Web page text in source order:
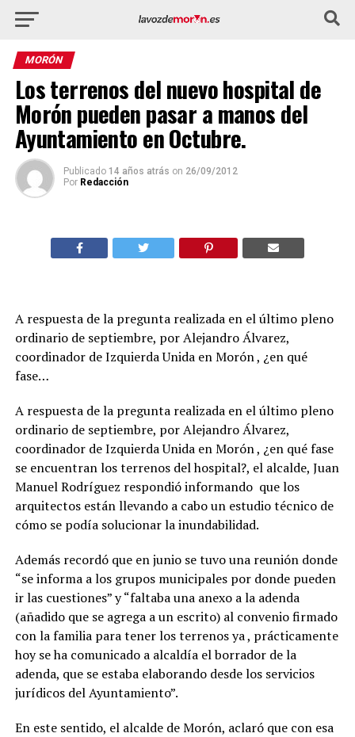
MORÓN
Los terrenos del nuevo hospital de
Morón pueden pasar a manos del
Ayuntamiento en Octubre.
Publicado 14 años atrás on 26/09/2012
Por Redacción
A respuesta de la pregunta realizada en el último pleno
ordinario de septiembre, por Alejandro Álvarez,
coordinador de Izquierda Unida en Morón , ¿en qué
fase…
A respuesta de la pregunta realizada en el último pleno
ordinario de septiembre, por Alejandro Álvarez,
coordinador de Izquierda Unida en Morón , ¿en qué fase
se encuentran los terrenos del hospital?, el alcalde, Juan
Manuel Rodríguez respondió informando que los
arquitectos están llevando a cabo un estudio técnico de
cómo se podía solucionar la inundabilidad.
Además recordó que en junio se tuvo una reunión donde
“se informa a los grupos municipales por donde pueden
ir las cuestiones” y “faltaba una anexo a la adenda
(añadido que se agrega a un escrito) al convenio firmado
con la familia para tener los terrenos ya , prácticamente
hoy se ha comunicado a alcaldía el borrador de la
adenda, que se estaba elaborando desde los servicios
jurídicos del Ayuntamiento”.
En este sentido, el alcalde de Morón, aclaró que con esa